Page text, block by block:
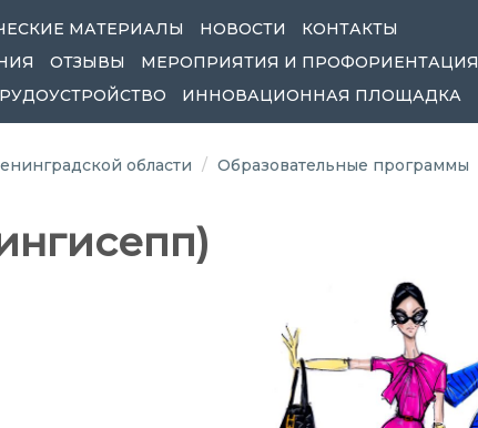
МАТЕРИАЛЫ НОВОСТИ
КОНТАКТЫ
ОТЗЫВЫ
МЕРОПРИЯТИЯ И ПРОФОРИЕНТАЦИЯ
ИННОВАЦИОННАЯ ПЛОЩАДКА
области Образовательные программы